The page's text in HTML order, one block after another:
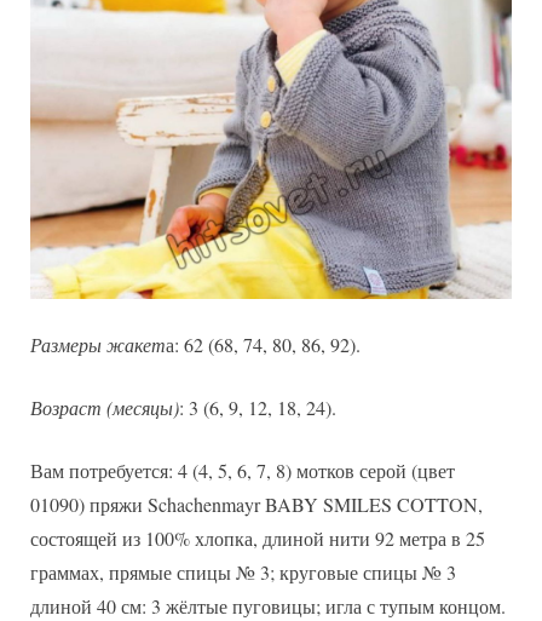
Размеры жакета: 62 (68, 74, 80, 86, 92).
Возраст (месяцы): 3 (6, 9, 12, 18, 24).
Вам потребуется: 4 (4, 5, 6, 7, 8) мотков серой (цвет
01090) пряжи Schachenmayr BABY SMILES COTTON,
состоящей из 100% хлопка, длиной нити 92 метра в 25
граммах, прямые спицы № 3; круговые спицы № 3
длиной 40 см: 3 жёлтые пуговицы; игла с тупым концом.